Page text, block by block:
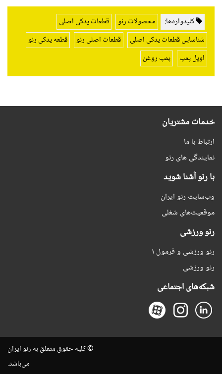
کلیدواژه‌ها: محصولات رنو
قطعات یدکی اصلی
شناسایی قطعات یدکی اصلی
قطعات اصلی رنو
قطعه یدکی رنو
اویل پمپ
پمپ روغن
خدمات مشتریان
ارتباط با ما
نمایندگی های رنو
با رنو آشنا شوید
وب‌سایت رنو ایران
موقعیت‌های شغلی
رنو ورزشی
رنو ورزشی و فرمول ۱
رنو ورزشی
شبکه‌های اجتماعی
© کلیه حقوق متعلق به رنو ایران
می‌باشد.